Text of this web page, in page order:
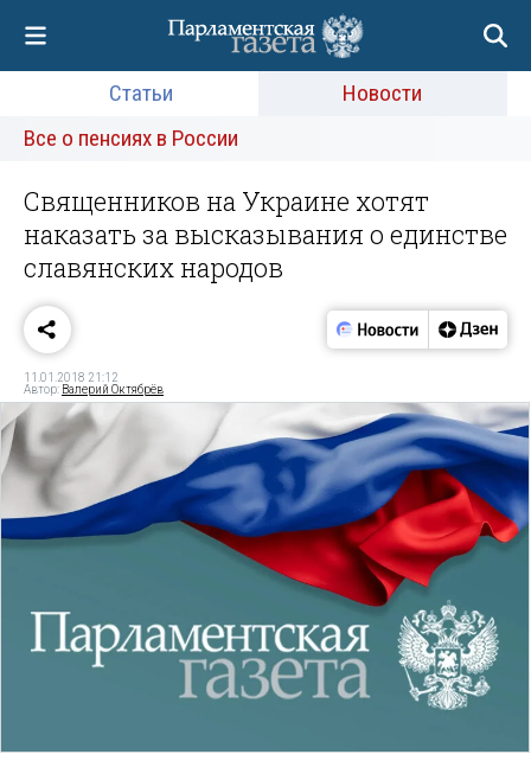
Статьи
Новости
Все о пенсиях в России
Священников на Украине хотят
наказать за высказывания о единстве
славянских народов
11.01.2018 21:12
Автор: Валерий Октябрёв